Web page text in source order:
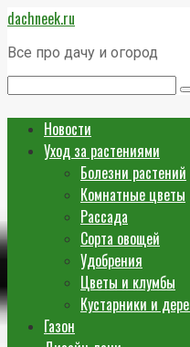
Перейти
к
контенту
dachneek.ru
Все про дачу и огород
Новости
Уход за растениями
Болезни растений
Комнатные цветы
Рассада
Сорта овощей
Удобрения
Цветы и клумбы
Кустарники и
Газон